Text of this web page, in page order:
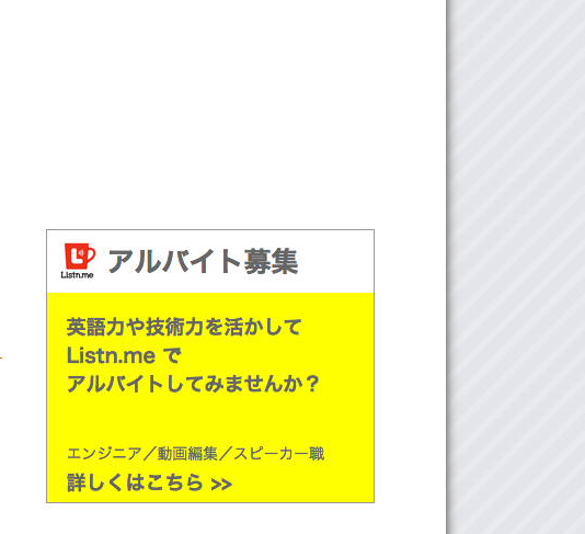
thought was suitable.
Junko: But..but no.
Junko:We’re not gonna settle.
Kristina: NOT TODAY.
Kristina: Yeah,me neither.